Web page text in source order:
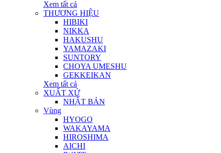
Xem tất cả
THƯƠNG HIỆU
HIBIKI
NIKKA
HAKUSHU
YAMAZAKI
SUNTORY
CHOYA UMESHU
GEKKEIKAN
Xem tất cả
XUẤT XỨ
NHẬT BẢN
Vùng
HYOGO
WAKAYAMA
HIROSHIMA
AICHI